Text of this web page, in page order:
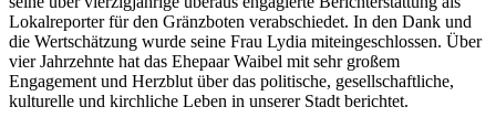
Lokalreporter für den Gränzboten verabschiedet. In den Dank und
die Wertschätzung wurde seine Frau Lydia miteingeschlossen. Über
vier Jahrzehnte hat das Ehepaar Waibel mit sehr großem
Engagement und Herzblut über das politische, gesellschaftliche,
kulturelle und kirchliche Leben in unserer Stadt berichtet.